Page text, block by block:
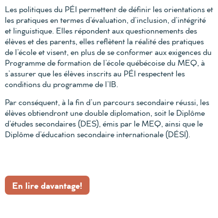
Les politiques du PÉI permettent de définir les orientations et
les pratiques en termes d’évaluation, d’inclusion, d’intégrité
et linguistique. Elles répondent aux questionnements des
élèves et des parents, elles reflètent la réalité des pratiques
de l’école et visent, en plus de se conformer aux exigences du
Programme de formation de l’école québécoise du MEQ, à
s’assurer que lesélèves inscrits au PÉI respectent les
conditions du programme de l’IB.
Par conséquent, à la fin d’un parcours secondaire réussi, les
élèves obtiendront une double diplomation, soit le Diplôme
d’études secondaires (DES), émis par le MEQ, ainsi que le
Diplôme d’éducation secondaire internationale (DÉSI).
En lire davantage!